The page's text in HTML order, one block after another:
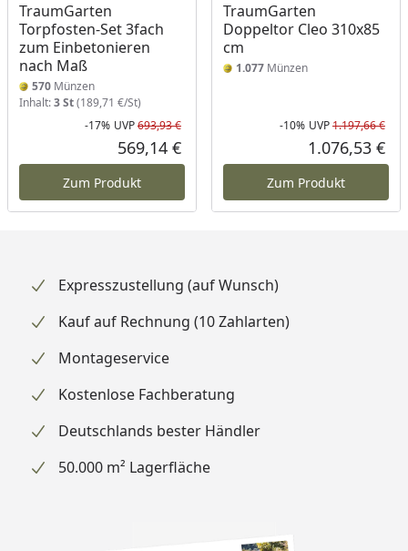
TraumGarten
Torpfosten-Set 3fach
zum Einbetonieren
nach Maß
570 Münzen
Inhalt:3 St(189,71 €/St)
Rabatt in Prozent
-17%
Ursprünglicher Preis
UVP693,93 €
Aktueller Preis
569,14 €
Zum Produkt
TraumGarten
Doppeltor Cleo 310x85
cm
1.077Münzen
-10% UVP1.197,66 €
1.076,53 €
Zum Produkt
Expresszustellung (auf Wunsch)
Kauf auf Rechnung (10 Zahlarten)
Montageservice
Kostenlose Fachberatung
Deutschlands bester Händler
50.000 m² Lagerfläche